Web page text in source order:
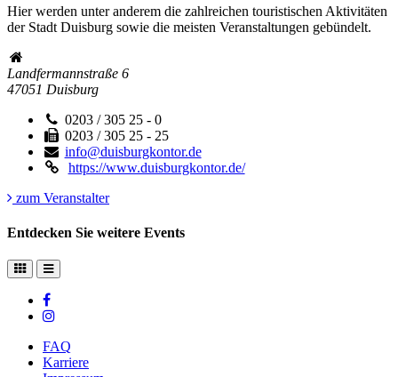
Hier werden unter anderem die zahlreichen touristischen Aktivitäten
der Stadt Duisburg sowie die meisten Veranstaltungen gebündelt.
Landfermannstraße 6
47051 Duisburg
0203 / 305 25 - 0
0203 / 305 25 - 25
info@duisburgkontor.de
https://www.duisburgkontor.de/
zum Veranstalter
Entdecken Sie weitere Events
FAQ
Karriere